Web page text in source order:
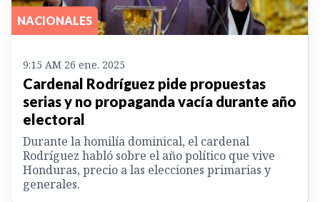
NACIONALES
9:15 AM 26 ene. 2025
Cardenal Rodríguez pide propuestas
serias y no propaganda vacía durante año
electoral
Durante la homilía dominical, el cardenal
Rodríguez habló sobre el año político que vive
Honduras, precio a las elecciones primarias y
generales.